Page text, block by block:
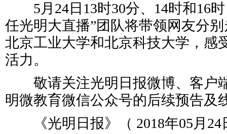
5月24日13时30分、14时和16时
任光明大直播”团队将带领网友分
北京工业大学和北京科技大学，感
活力。
敬请关注光明日报微博、客户
明微教育微信公众号的后续预告及
《光明日报》（ 2018年05月24